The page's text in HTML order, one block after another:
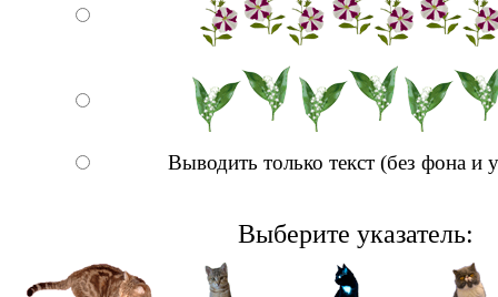
Выводить только текст (без фона и
Выберите указатель: